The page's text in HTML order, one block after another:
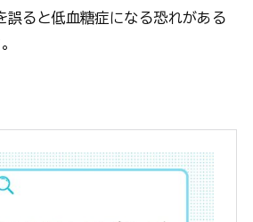
誤ると低血糖症になる恐れがある